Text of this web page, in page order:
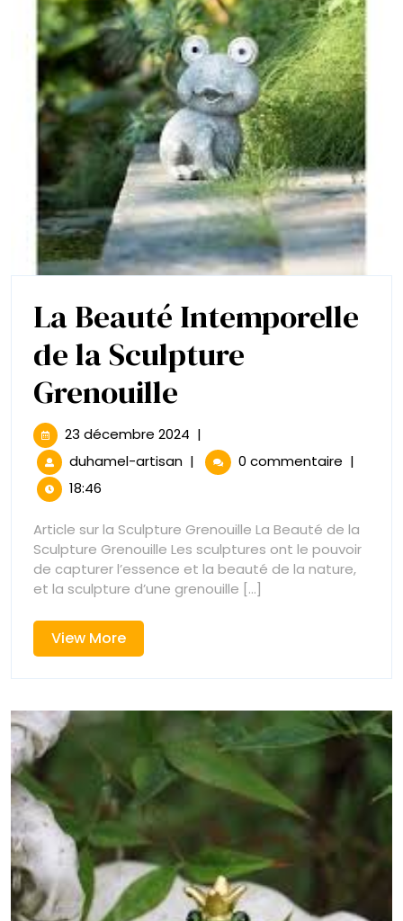
La Beauté Intemporelle
de la Sculpture
Grenouille
Beauté
Intemporelle
la
Sculpture
23 décembre 2024 23
décembre
2024
|
duhamel-artisanLa
Beauté
la
Sculpture
Grenouille
| 0 commentaire |
18:46
Article sur la Sculpture Grenouille La Beauté de la
Sculpture Grenouille Les sculptures ont le pouvoir
de capturer l’essence et la beauté de la nature,
et la sculpture d’une grenouille [...]
View MoreView
More